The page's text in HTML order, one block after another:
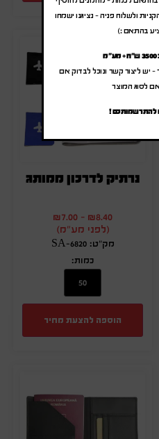
נרתיק לדרכון ממותג
₪8.40
-
₪7.00
(לפני מע"מ)
מק"ט: SA-6820
כמות:
הוספה להצעת מחיר
ולשלוח פניה – נציגנו ישמחו
בהתאם :)
– יש ליצור קשר ונוכל לבדוק אם
לסוג המוצר
להתרשמותכם !